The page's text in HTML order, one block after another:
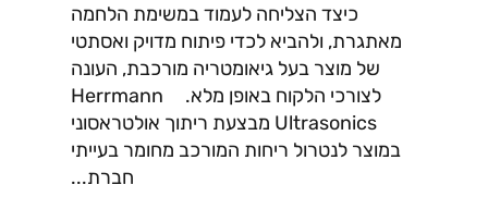
כיצד הצליחה לעמוד במשימת הלחמה
מאתגרת, ולהביא לכדי פיתוח מדויק ואסתטי
של מוצר בעל גיאומטריה מורכבת, העונה
לצורכי הלקוח באופן מלא. Herrmann
Ultrasonics מבצעת ריתוך אולטראסוני
במוצר לנטרול ריחות המורכב מחומר בעייתי
חברת...